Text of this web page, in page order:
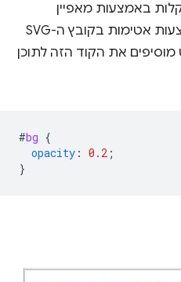
באמצעות מאפיין
האטימות של CSS – או באמצעות אטימות בקובץ ה-SVG
את הקוד הזה לתוכן
#bg {
opacity : 0.2 ;
}